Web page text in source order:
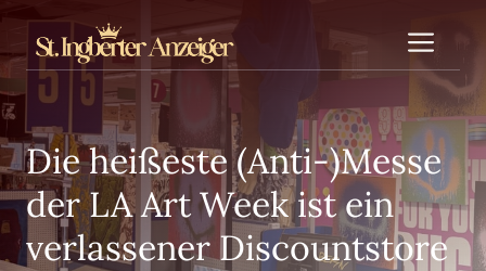
Inhalt
springen
Die heißeste (Anti-)Messe
der LA Art Week ist ein
verlassener Discountstore